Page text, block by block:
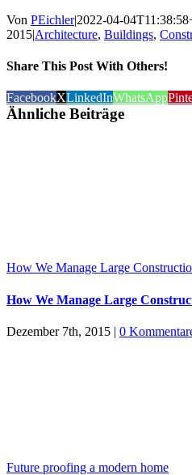
Von PEichler|2022-04-
2015|Architecture, Buildings,
Share This Post With Others!
FacebookXLinkedInWhatsApp
Ähnliche Beiträge
How We Manage Large
How We Manage Large
Dezember 7th, 2015 | 0
Future proofing a modern home